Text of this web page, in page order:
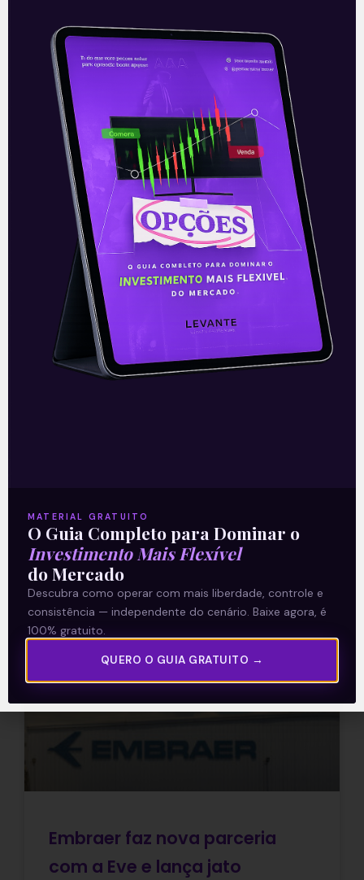
Leia mais
05/11/2021
E EU COM ISSO
Embraer divulga prévia
operacional do 3T21
Leia mais
22/10/2021
E EU COM ISSO
Embraer faz nova parceria
com a Eve e lança jato
MATERIAL GRATUITO
O Guia Completo para Dominar o
Investimento Mais Flexível
do Mercado
Descubra como operar com mais liberdade, controle e
consistência — independente do cenário. Baixe agora, é
100% gratuito.
QUERO O GUIA GRATUITO →